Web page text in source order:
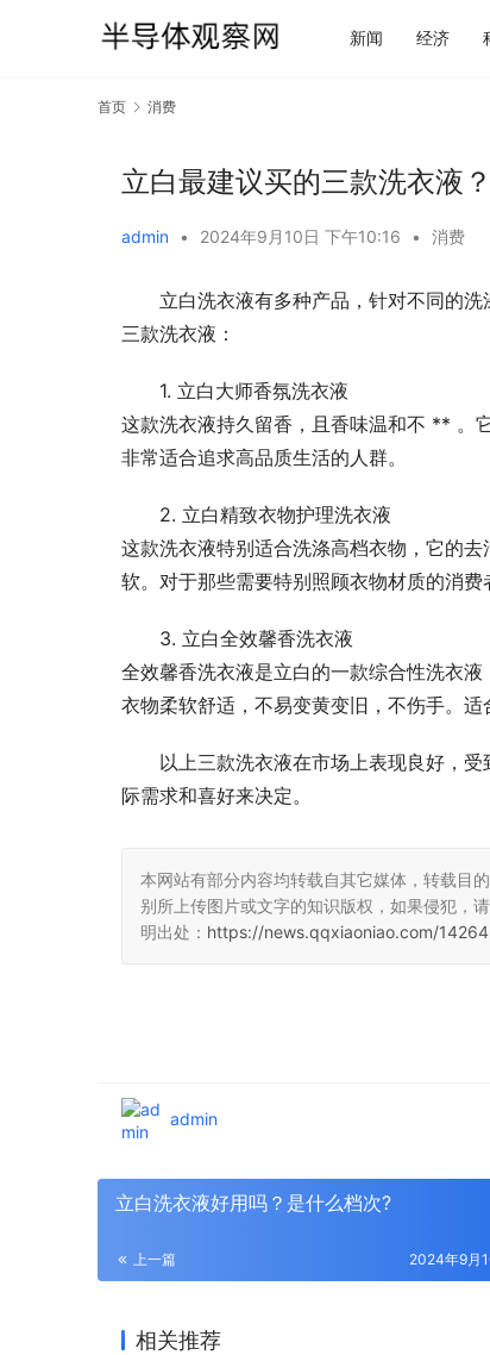
新闻 经济
首页 消费
立白最建议买的三款洗衣液
admin • 2024年9月10日 下午10:16 • 消费
立白洗衣液有多种产品，针对不同的
三款洗衣液：
1. 立白大师香氛洗衣液
这款洗衣液持久留香，且香味温和不 ** 。
非常适合追求高品质生活的人群。
2. 立白精致衣物护理洗衣液
这款洗衣液特别适合洗涤高档衣物，它的
软。对于那些需要特别照顾衣物材质的消费
3. 立白全效馨香洗衣液
全效馨香洗衣液是立白的一款综合性洗衣
衣物柔软舒适，不易变黄变旧，不伤手。适
以上三款洗衣液在市场上表现良好，
际需求和喜好来决定。
本网站有部分内容均转载自其它媒体，转载目
别所上传图片或文字的知识版权，如果侵犯，
明出处： https://news.qqxiaoniao.com/
admin
立白洗衣液好用吗？是什么档次?
上一篇 2024年9月
相关推荐